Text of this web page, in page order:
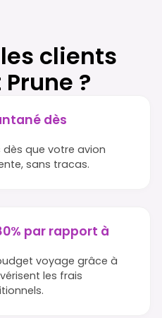
clients
?
dès
que votre avion
sans tracas.
par rapport à
voyage grâce à
les frais